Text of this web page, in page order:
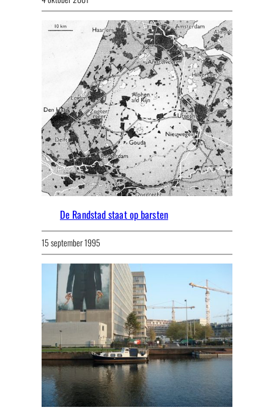
De Randstad staat op barsten
15 september 1995